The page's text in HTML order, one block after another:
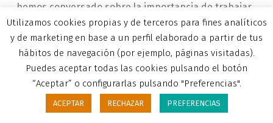
MENU
hemos conversado sobre la importancia de trabajar
en equipo con las administraciones para desarrollar
los proyectos que beneficien a nuestro colectivo con
discapacidad en la capital andaluza y la provincia.
También conocimos sus mejores pasatiempos, los
sueños y metas que se trazado en la vida.
Utilizamos cookies propias y de terceros para fines analíticos
y de marketing en base a un perfil elaborado a partir de tus
hábitos de navegación (por ejemplo, páginas visitadas).
Puedes aceptar todas las cookies pulsando el botón
“Aceptar” o configurarlas pulsando "Preferencias".
ACEPTAR RECHAZAR PREFERENCIAS